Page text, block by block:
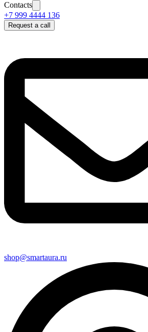
Contacts
+7 999 4444 136
Request a call
shop@smartaura.ru